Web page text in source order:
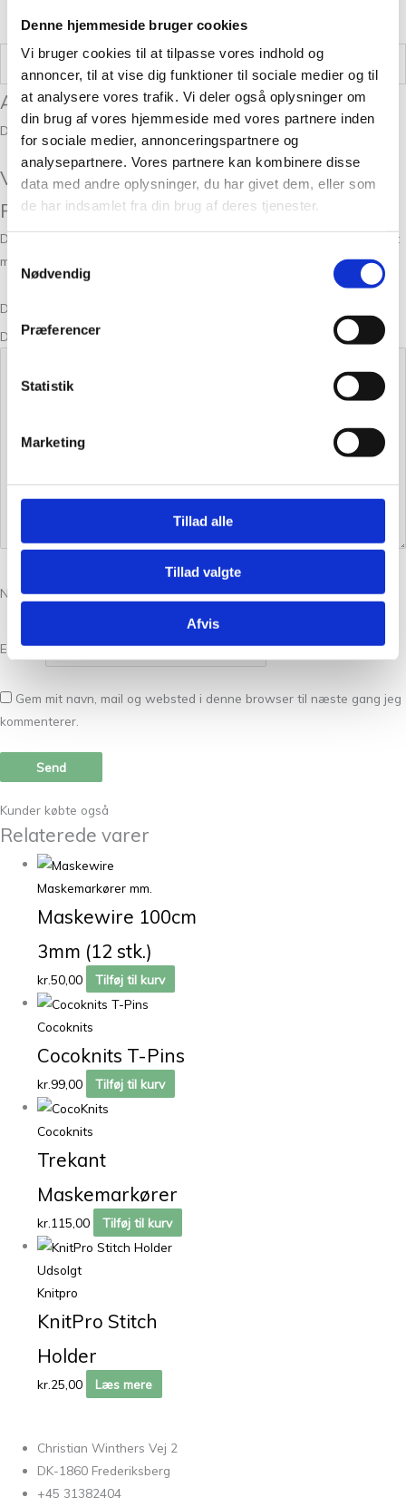
Denne hjemmeside bruger cookies
Vi bruger cookies til at tilpasse vores indhold og
annoncer, til at vise dig funktioner til sociale medier og til
at analysere vores trafik. Vi deler også oplysninger om
din brug af vores hjemmeside med vores partnere inden
for sociale medier, annonceringspartnere og
analysepartnere. Vores partnere kan kombinere disse
data med andre oplysninger, du har givet dem, eller som
de har indsamlet fra din brug af deres tjenester.
Nødvendig
Præferencer
Statistik
Marketing
Tillad alle
Tillad valgte
Afvis
Anmeldelser
Der er endnu ikke nogle anmeldelser.
Vær den første til at anmelde “Cocoknits
Flight of Stitch Markers (Maskemarkører)”
Din e-mailadresse vil ikke blive publiceret.
Krævede felter er markeret
med
Din bedømmelse
Din anmeldelse*
Navn*
E-mail*
Gem mit navn, mail og websted i denne browser til næste gang jeg
kommenterer.
Kunder købte også
Relaterede varer
Maskemarkører mm.
Maskewire 100cm
3mm (12 stk.)
kr.50,00 Tilføj til kurv
Cocoknits
Cocoknits T-Pins
kr. 99,00 Tilføj til kurv
Cocoknits
Trekant
Maskemarkører
kr. 115,00 Tilføj til kurv
Udsolgt
Knitpro
KnitPro Stitch
Holder
kr. 25,00 Læs mere
Christian Winthers Vej 2
DK-1860 Frederiksberg
+45 31382404